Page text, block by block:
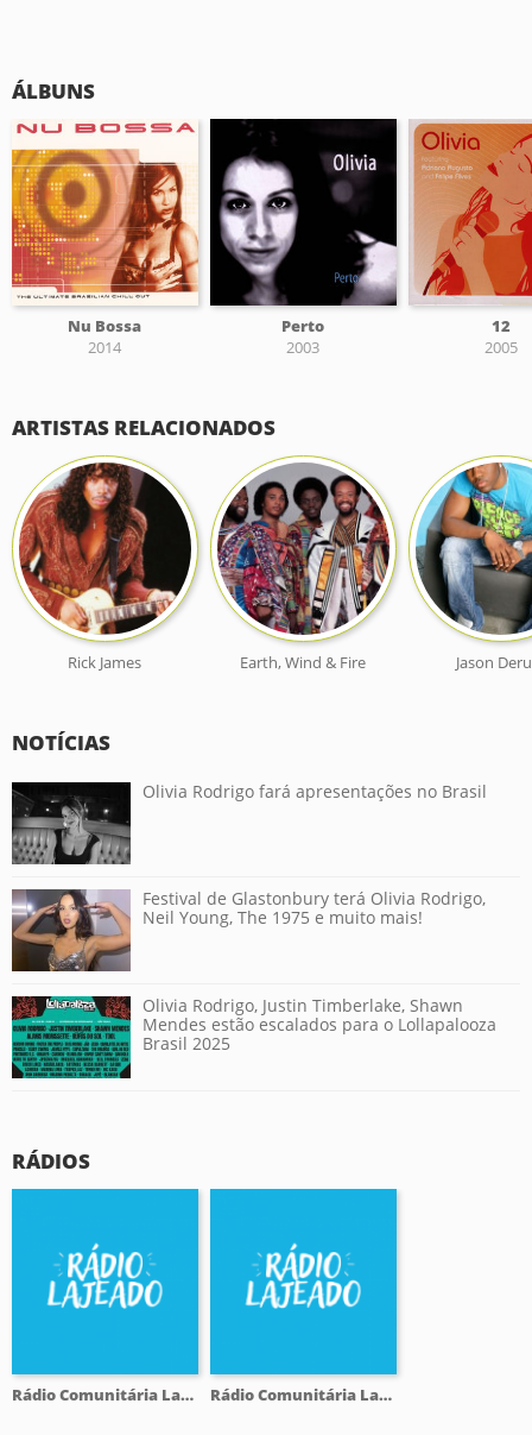
ÁLBUNS
Nu Bossa
2014
Perto
2003
12
2005
ARTISTAS RELACIONADOS
Rick James Earth, Wind & Fire Jason
NOTÍCIAS
Olivia Rodrigo fará apresentações no Brasil
Festival de Glastonbury terá Olivia Rodrigo,
Neil Young, The 1975 e muito mais!
Olivia Rodrigo, Justin Timberlake, Shawn
Mendes estão escalados para o Lollapalooza
Brasil 2025
RÁDIOS
Rádio Comunitária Lajeado FM 98.1 Rádio Comunitária Lajeado FM 98.1